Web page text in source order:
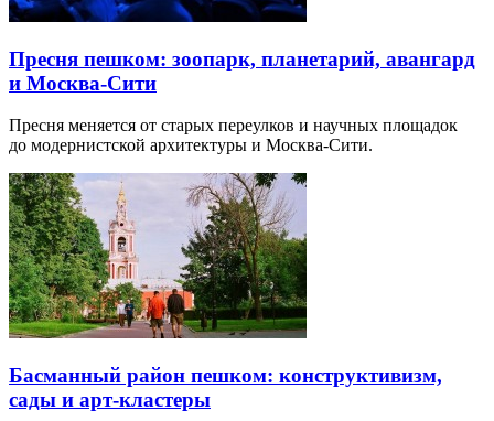
Пресня пешком: зоопарк, планетарий, авангард
и Москва-Сити
Пресня меняется от старых переулков и научных площадок
до модернистской архитектуры и Москва-Сити.
Басманный район пешком: конструктивизм,
сады и арт-кластеры